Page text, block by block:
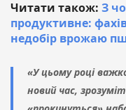
Читати також: З
продуктивне:
недобір врожаю
«У цьому році
новий час,